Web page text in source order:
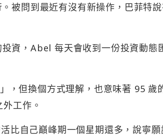
被問到最近有沒有新操作，巴菲特說
資，Abel 每天會收到一份投資動態
，但換個方式理解，也意味著 95 歲
工作。
比自己巔峰期一個星期還多，說寧願